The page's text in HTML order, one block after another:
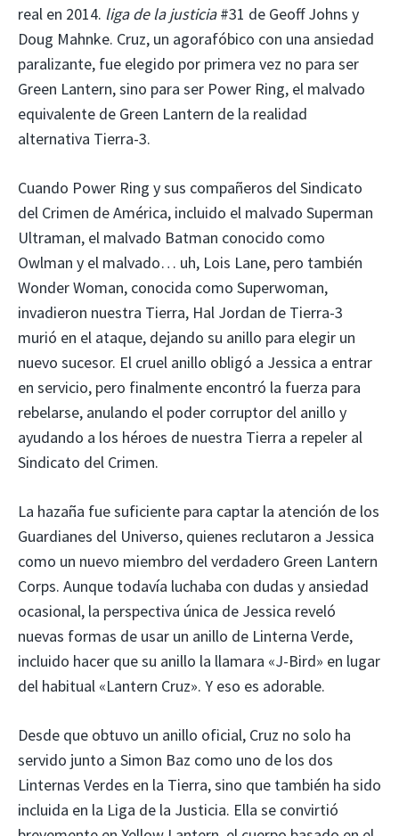
real en 2014. liga de la justicia#31 de Geoff Johns y
Doug Mahnke. Cruz, un agorafóbico con una ansiedad
paralizante, fue elegido por primera vez no para ser
Green Lantern, sino para ser Power Ring, el malvado
equivalente de Green Lantern de la realidad
alternativa Tierra-3.
Cuando Power Ring y sus compañeros del Sindicato
del Crimen de América, incluido el malvado Superman
Ultraman, el malvado Batman conocido como
Owlman y el malvado… uh, Lois Lane, pero también
Wonder Woman, conocida como Superwoman,
invadieron nuestra Tierra, Hal Jordan de Tierra-3
murió en el ataque, dejando su anillo para elegir un
nuevo sucesor. El cruel anillo obligó a Jessica a entrar
en servicio, pero finalmente encontró la fuerza para
rebelarse, anulando el poder corruptor del anillo y
ayudando a los héroes de nuestra Tierra a repeler al
Sindicato del Crimen.
La hazaña fue suficiente para captar la atención de los
Guardianes del Universo, quienes reclutaron a Jessica
como un nuevo miembro del verdadero Green Lantern
Corps. Aunque todavía luchaba con dudas y ansiedad
ocasional, la perspectiva única de Jessica reveló
nuevas formas de usar un anillo de Linterna Verde,
incluido hacer que su anillo la llamara «J-Bird» en lugar
del habitual «Lantern Cruz». Y eso es adorable.
Desde que obtuvo un anillo oficial, Cruz no solo ha
servido junto a Simon Baz como uno de los dos
Linternas Verdes en la Tierra, sino que también ha sido
incluida en la Liga de la Justicia. Ella se convirtió